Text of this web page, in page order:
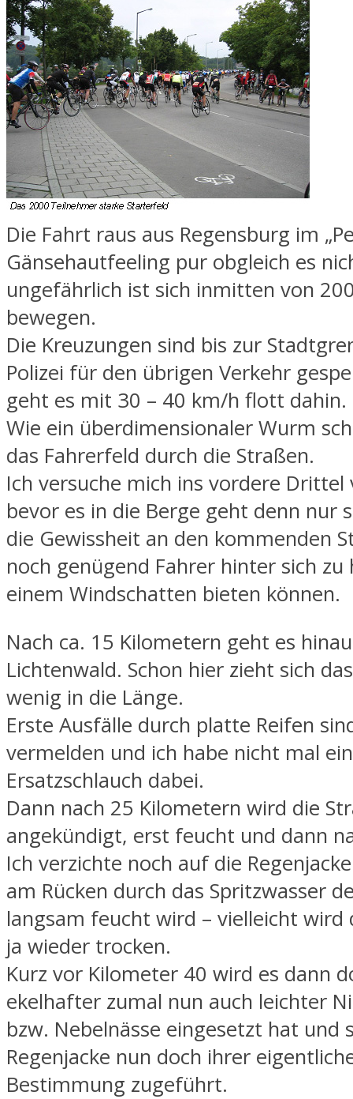
Die Fahrt raus aus Regensburg im
Gänsehautfeeling pur obgleich es
ungefährlich ist sich inmitten von
bewegen.
Die Kreuzungen sind bis zur
Polizei für den übrigen Verkehr
geht es mit 30 – 40 km/h flott dahin.
Wie ein überdimensionaler Wurm
das Fahrerfeld durch die Straßen.
Ich versuche mich ins vordere
bevor es in die Berge geht denn nur
die Gewissheit an den kommenden
noch genügend Fahrer hinter sich zu
einem Windschatten bieten können.
Nach ca. 15 Kilometern geht es
Lichtenwald. Schon hier zieht sich
wenig in die Länge.
Erste Ausfälle durch platte Reifen
vermelden und ich habe nicht mal
Ersatzschlauch dabei.
Dann nach 25 Kilometern wird die
angekündigt, erst feucht und dann
Ich verzichte noch auf die
am Rücken durch das Spritzwasser
langsam feucht wird – vielleicht wird
ja wieder trocken.
Kurz vor Kilometer 40 wird es dann
ekelhafter zumal nun auch leichter
bzw. Nebelnässe eingesetzt hat und
Regenjacke nun doch ihrer
Bestimmung zugeführt.